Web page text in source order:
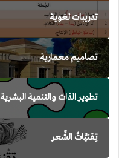
تدريبات لغوية
تصاميم معمارية
تطوير الذات والتنمية البشرية
تِقنيَّاتُ الشِّعر